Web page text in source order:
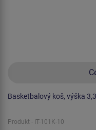
Basketbalový koš, výška
Produkt - IT-101K-10